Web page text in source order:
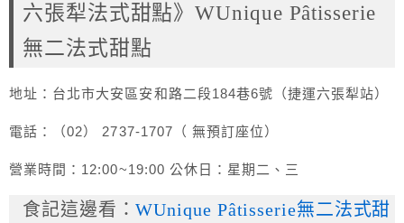
六張犁法式甜點》WUnique Pâtisserie
無二法式甜點
地址：台北市大安區安和路二段184巷6號（捷運六張犁站）
電話：（02） 2737-1707（ 無預訂座位）
營業時間：12:00~19:00 公休日：星期二、三
食記這邊看：WUnique Pâtisserie無二法式甜